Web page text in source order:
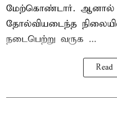
மேற்கொண்டார். ஆனால்
தோல்வியடைந்த
நடைபெற்று வருக ...
Read